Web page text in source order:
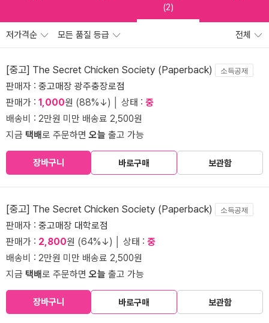
(2)
저가격순 모든 품질 등급 전체
[중고] The Secret Chicken Society (Paperback) 소득공제
판매자 : 중고매장 광주충장로점
판매가 : 1,000원 (88%↓) │ 상태 : 중
배송비 : 2만원 미만 배송료 2,500원
지금 택배로 주문하면오늘 출고 가능
장바구니 바로구매 보관함
[중고] The Secret Chicken Society (Paperback) 소득공제
판매자 : 중고매장 대학로점
판매가 : 2,800원 (64%↓) │ 상태 : 중
배송비 : 2만원 미만 배송료 2,500원
지금 택배로 주문하면오늘 출고 가능
장바구니 바로구매 보관함